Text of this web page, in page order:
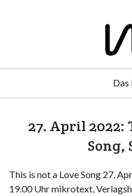
Das
27. April 2022:
Song,
This is not a Love Song 27.
19.00 Uhr mikrotext,